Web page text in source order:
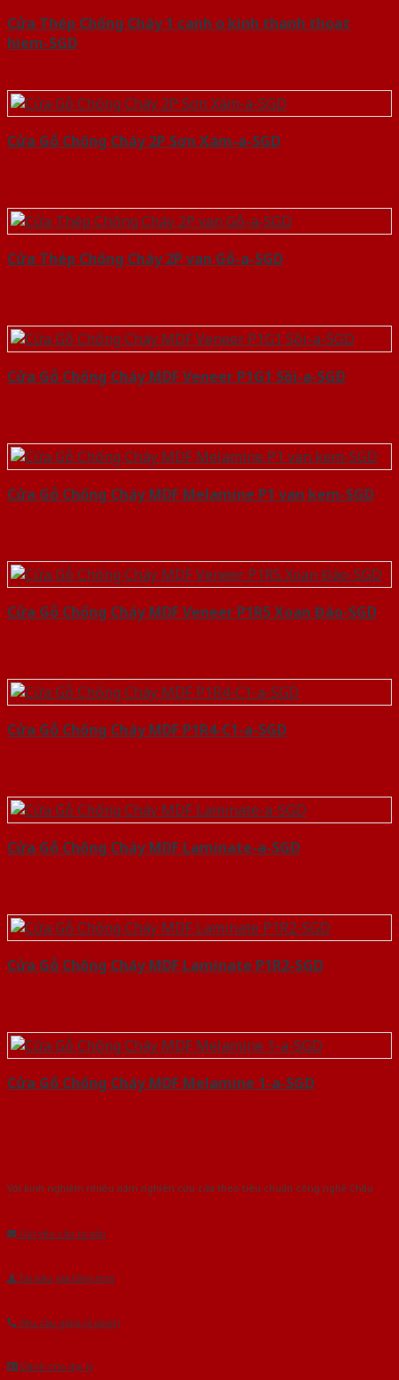
Cửa Thép Chống Cháy 1 canh o kinh thanh thoat
hiem-SGD
Cửa Gỗ Chống Cháy 2P Sơn Xám-a-SGD
Cửa Thép Chống Cháy 2P van Gỗ-a-SGD
Cửa Gỗ Chống Cháy MDF Veneer P1G1 Sồi-a-SGD
Cửa Gỗ Chống Cháy MDF Melamine P1 van kem-SGD
Cửa Gỗ Chống Cháy MDF Veneer P1R5 Xoan Đào-SGD
Cửa Gỗ Chống Cháy MDF P1R4-C1-a-SGD
Cửa Gỗ Chống Cháy MDF Laminate-a-SGD
Cửa Gỗ Chống Cháy MDF Laminate P1R2-SGD
Cửa Gỗ Chống Cháy MDF Melamine 1-a-SGD
Với kinh nghiệm nhiêu năm nghiên cứu cửa theo tiêu chuẩn công nghệ Châu
Gửi yêu cầu tư vấn
Tải báo giá tổng hợp
Yêu cầu gọi lại (3 phút)
Dành cho đại lý